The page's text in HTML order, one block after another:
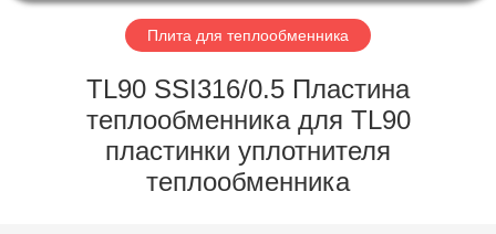
ФАБРИКА
КОНТРОЛЬ
КАЧЕСТВА
Плита для теплообменника
TL90 SSI316/0.5 Пластина
теплообменника для TL90
пластинки уплотнителя
теплообменника